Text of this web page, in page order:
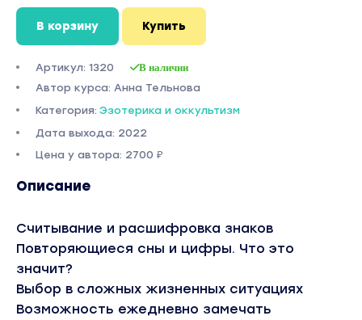
В корзину Купить
Артикул: 1320 В наличии
Автор курса: Анна Тельнова
Категория: Эзотерика и оккультизм
Дата выхода: 2022
Цена у автора: 2700 ₽
Описание
Считывание и расшифровка знаков
Повторяющиеся сны и цифры. Что это
значит?
Выбор в сложных жизненных ситуациях
Возможность ежедневно замечать